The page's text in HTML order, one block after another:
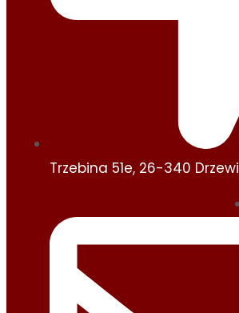
Trzebina 51e, 26-340